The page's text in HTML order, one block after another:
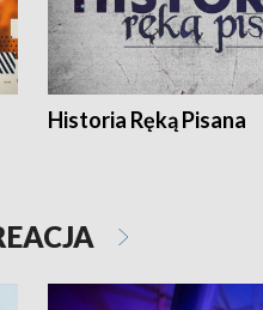
Historia Ręką Pisana